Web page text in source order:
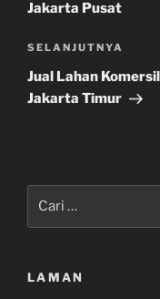
Jakarta Pusat
Pos
Selanjutnya
SELANJUTNYA
Jual Lahan
Jakarta Timur
LAMAN